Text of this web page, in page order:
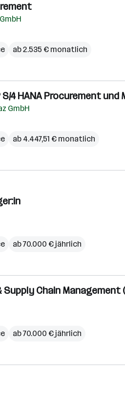
ab 2.535 € monatlich
4 HANA Procurement
GmbH
ab 4.447,51 € monatlich
ab 70.000 € jährlich
Chain Management
ab 70.000 € jährlich